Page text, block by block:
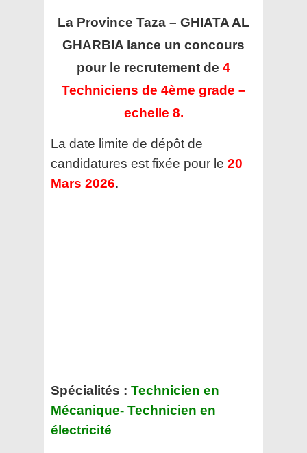
La Province Taza – GHIATA AL
GHARBIA lance un concours
pour le recrutement de 4
Techniciens de 4ème grade –
echelle 8.
La date limite de dépôt de
candidatures est fixée pour le 20
Mars 2026.
Spécialités : Technicien en
Mécanique- Technicien en
électricité